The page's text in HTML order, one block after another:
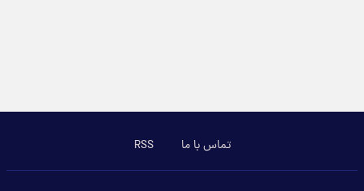
تماس با ما RSS